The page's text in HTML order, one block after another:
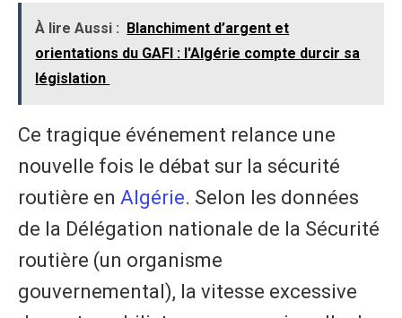
À lire Aussi : Blanchiment d’argent et
orientations du GAFI : l'Algérie compte durcir sa
législation
​Ce tragique événement relance une
nouvelle fois le débat sur la sécurité
routière en Algérie. Selon les données
de la Délégation nationale de la Sécurité
routière (un organisme
gouvernemental), la vitesse excessive